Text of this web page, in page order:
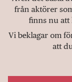
från aktörer
finns nu att
Vi beklagar om
att